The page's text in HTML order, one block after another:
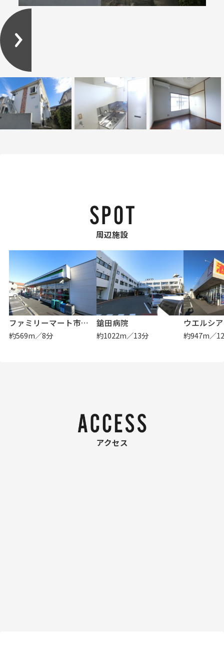
周辺施設
ファミリーマート市原五井白金通り店
約569m／8分
鎗田病院
約1022m／13分 約947m／
アクセス